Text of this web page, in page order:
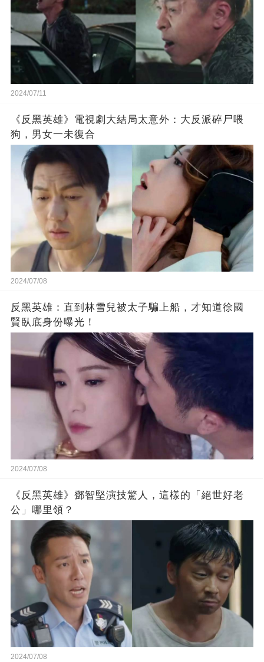
2024/07/11
《反黑英雄》電視劇大結局太意外：大反派碎尸喂
狗，男女一未復合
2024/07/08
反黑英雄：直到林雪兒被太子騙上船，才知道徐國
賢臥底身份曝光！
2024/07/08
《反黑英雄》鄧智堅演技驚人，這樣的「絕世好老
公」哪里領？
2024/07/08